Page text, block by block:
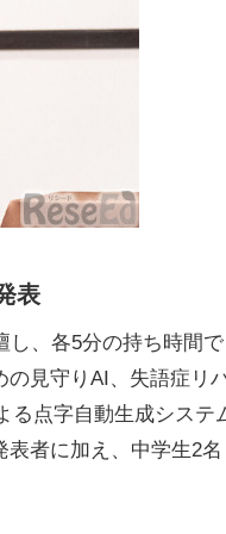
表
、各5分の持ち時間で
の見守りAI、失語症リ
る点字自動生成システ
者に加え、中学生2名